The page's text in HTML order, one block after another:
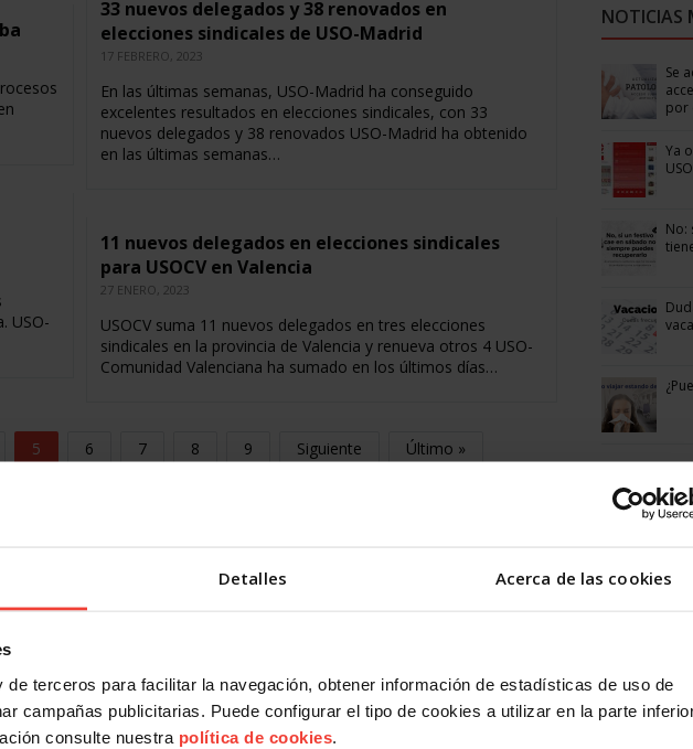
Detalles Acerca de las cookies
terceros para facilitar la navegación, obtener información de estadísticas de uso de
campañas publicitarias. Puede configurar el tipo de cookies a utilizar en la parte
consulte nuestra política de cookies.
33 nuevos delegados y 38 renovados en
elecciones sindicales de USO-Madrid
17 FEBRERO, 2023
En las últimas semanas, USO-Madrid ha conseguido
excelentes resultados en elecciones sindicales, con 33
nuevos delegados y 38 renovados USO-Madrid ha obtenido
en las últimas semanas…
USO-
11 nuevos delegados en elecciones sindicales
para USOCV en Valencia
27 ENERO, 2023
USOCV suma 11 nuevos delegados en tres elecciones
sindicales en la provincia de Valencia y renueva otros 4 USO-
Comunidad Valenciana ha sumado en los últimos días…
5 6 7 8 9 Siguiente Último »
NOTICIAS
Se
por
Ya
USO
No: